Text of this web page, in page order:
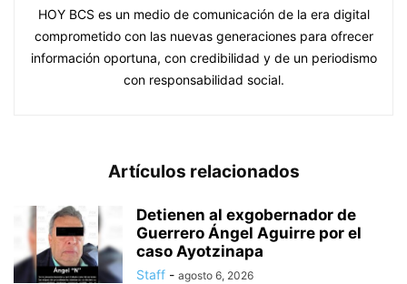
HOY BCS es un medio de comunicación de la era digital
comprometido con las nuevas generaciones para ofrecer
información oportuna, con credibilidad y de un periodismo
con responsabilidad social.
Artículos relacionados
Detienen al exgobernador de
Guerrero Ángel Aguirre por el
caso Ayotzinapa
Staff - agosto 6, 2026